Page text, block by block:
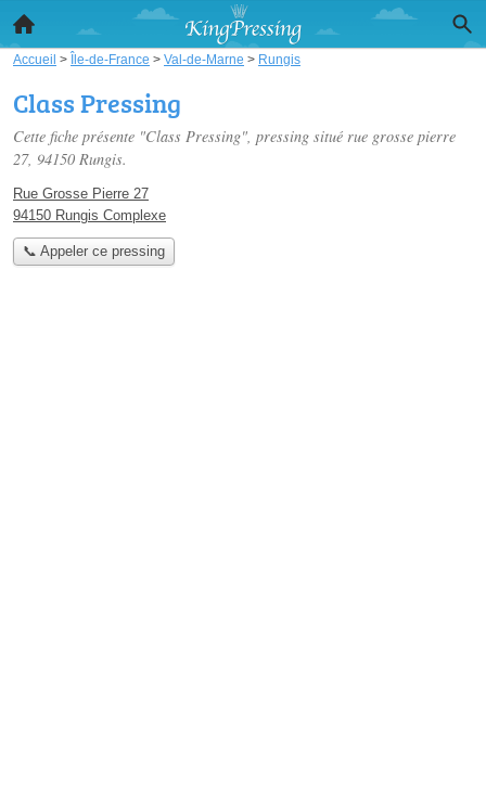
Accueil > Île-de-France > Val-de-Marne > Rungis
Class Pressing
Cette fiche présente "Class Pressing", pressing situé rue grosse pierre
27, 94150 Rungis.
Rue Grosse Pierre 27
94150 Rungis Complexe
📞 Appeler ce pressing